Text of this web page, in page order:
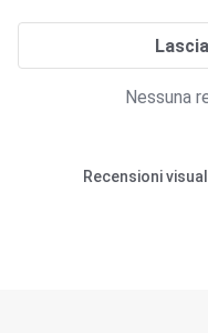
Nessuna
Recensioni